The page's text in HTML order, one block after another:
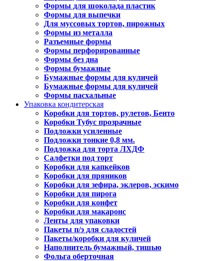
Формы для шоколада пластик
Формы для выпечки
Для муссовых тортов, пирожных
Формы из металла
Разъемные формы
Формы перфорированные
Формы без дна
Формы бумажные
Бумажные формы для куличей
Бумажные формы для куличей
Формы пасхальные
Упаковка кондитерская
Коробки для тортов, рулетов, Бенто
Коробки Тубус прозрачные
Подложки усиленные
Подложки тонкие 0,8 мм.
Подложка для торта ЛХДФ
Салфетки под торт
Коробки для капкейков
Коробки для пряников
Коробки для зефира, эклеров, эскимо
Коробки для пирога
Коробки для конфет
Коробки для макаронс
Ленты для упаковки
Пакеты п/э для сладостей
Пакеты/коробки для куличей
Наполнитель бумажный, тишью
Фольга оберточная